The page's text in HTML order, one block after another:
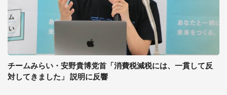
チームみらい・安野貴博党首「消費税減税には、一貫して反
対してきました」 説明に反響